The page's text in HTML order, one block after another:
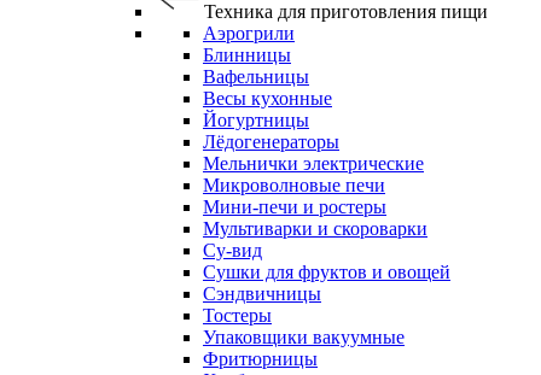
Техника для приготовления пищи
Аэрогрили
Блинницы
Вафельницы
Весы кухонные
Йогуртницы
Лёдогенераторы
Мельнички электрические
Микроволновые печи
Мини-печи и ростеры
Мультиварки и скороварки
Су-вид
Сушки для фруктов и овощей
Сэндвичницы
Тостеры
Упаковщики вакуумные
Фритюрницы